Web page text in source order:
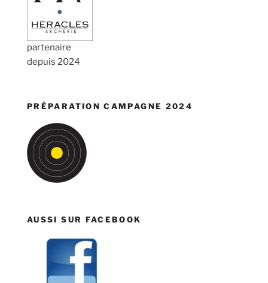
partenaire
depuis 2024
PRÉPARATION CAMPAGNE 2024
AUSSI SUR FACEBOOK